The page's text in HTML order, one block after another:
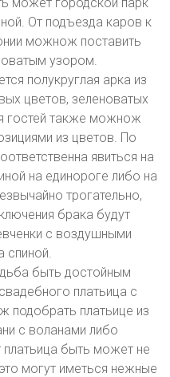
От подъезда каров к
можнож поставить
узором.
полукруглая арка из
цветов, зеленоватых
гостей также можнож
из цветов. По
явиться на
на единороге либо на
трогательно,
брака будут
с воздушными
спиной.
быть достойным
платьица с
платьице из
с воланами либо
быть может не
могут иметься нежные